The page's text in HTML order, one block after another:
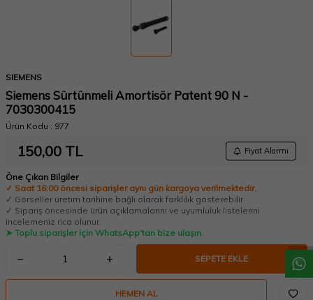
SIEMENS
Siemens Sürtünmeli Amortisör Patent 90 N -
7030300415
Ürün Kodu : 977
150,00 TL Fiyat Alarmı
Öne Çıkan Bilgiler
✓ Saat 16:00 öncesi siparişler aynı gün kargoya verilmektedir.
✓ Görseller üretim tarihine bağlı olarak farklılık gösterebilir.
✓ Sipariş öncesinde ürün açıklamalarını ve uyumluluk listelerini
incelemeniz rica olunur.
➤ Toplu siparişler için WhatsApp'tan bize ulaşın.
SEPETE EKLE
HEMEN AL